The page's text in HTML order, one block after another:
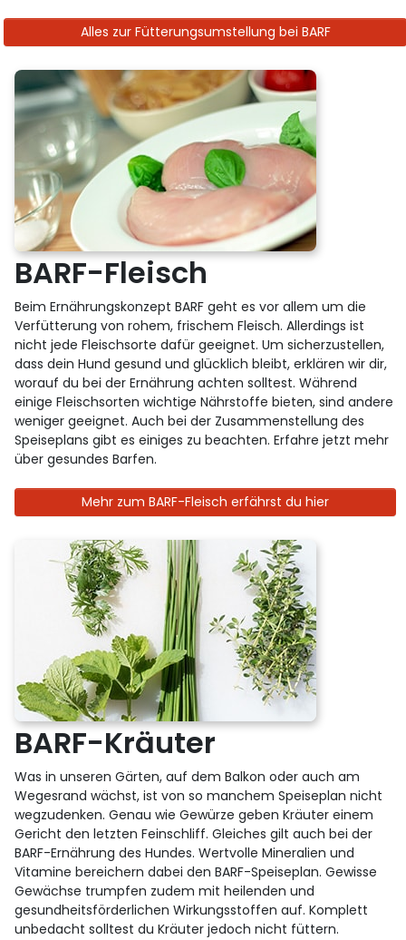
Alles zur Fütterungsumstellung bei BARF
BARF-Fleisch
Beim Ernährungskonzept BARF geht es vor allem um die
Verfütterung von rohem, frischem Fleisch. Allerdings ist
nicht jede Fleischsorte dafür geeignet. Um sicherzustellen,
dass dein Hund gesund und glücklich bleibt, erklären wir dir,
worauf du bei der Ernährung achten solltest. Während
einige Fleischsorten wichtige Nährstoffe bieten, sind andere
weniger geeignet. Auch bei der Zusammenstellung des
Speiseplans gibt es einiges zu beachten. Erfahre jetzt mehr
über gesundes Barfen.
Mehr zum BARF-Fleisch erfährst du hier
BARF-Kräuter
Was in unseren Gärten, auf dem Balkon oder auch am
Wegesrand wächst, ist von so manchem Speiseplan nicht
wegzudenken. Genau wie Gewürze geben Kräuter einem
Gericht den letzten Feinschliff. Gleiches gilt auch bei der
BARF-Ernährung des Hundes. Wertvolle Mineralien und
Vitamine bereichern dabei den BARF-Speiseplan. Gewisse
Gewächse trumpfen zudem mit heilenden und
gesundheitsförderlichen Wirkungsstoffen auf. Komplett
unbedacht solltest du Kräuter jedoch nicht füttern.